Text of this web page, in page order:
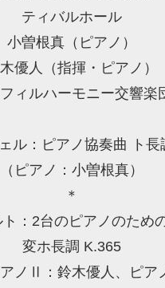
ティバルホール
小曽根真（ピアノ）
優人（指揮・ピアノ）
ィルハーモニー交響楽
ル：ピアノ協奏曲 ト長
（ピアノ：小曽根真）
＊
：2台のピアノのため
変ホ長調 K.365
アノⅡ：鈴木優人、ピ